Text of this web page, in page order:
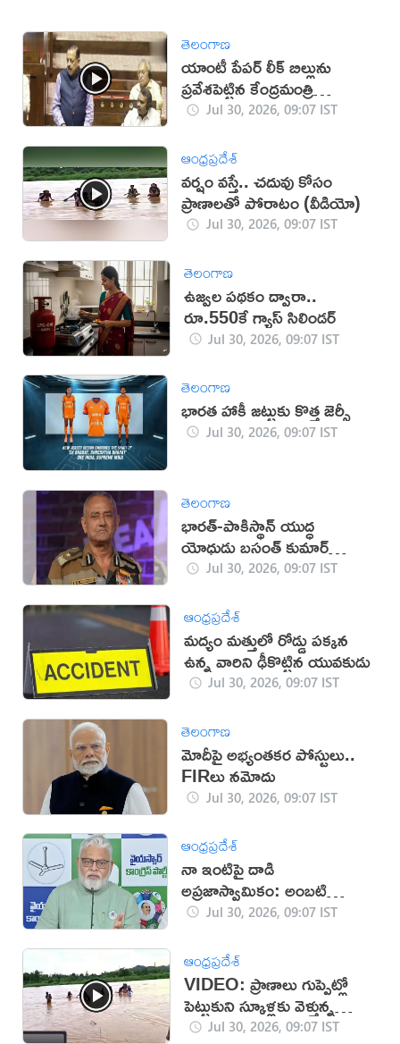
తెలంగాణ
యాంటీ పేపర్ లీక్ బిల్లును
ప్రవేశపెట్టిన కేంద్రమంత్రి
జితేంద్రసింగ్
Jul 30, 2026, 09:07 IST
ఆంధ్రప్రదేశ్
వ‌ర్షం వస్తే.. చ‌దువు కోసం
ప్రాణాలతో పోరాటం (వీడియో)
Jul 30, 2026, 09:07 IST
తెలంగాణ
ఉజ్వల పథకం ద్వారా..
రూ.550కే గ్యాస్ సిలిండర్
Jul 30, 2026, 09:07 IST
తెలంగాణ
భారత హాకీ జట్టుకు కొత్త జెర్సీ
Jul 30, 2026, 09:07 IST
తెలంగాణ
భార‌త్‌-పాకిస్థాన్ యుద్ధ
యోధుడు బ‌సంత్ కుమార్
పొన్వార్‌ క‌న్నుమూత‌
Jul 30, 2026, 09:07 IST
ఆంధ్రప్రదేశ్
మద్యం మత్తులో రోడ్డు పక్కన
ఉన్న వారిని ఢీకొట్టిన యువకుడు
Jul 30, 2026, 09:07 IST
తెలంగాణ
మోదీపై అభ్యంతకర పోస్టులు..
FIRలు నమోదు
Jul 30, 2026, 09:07 IST
ఆంధ్రప్రదేశ్
నా ఇంటిపై దాడి
అప్రజాస్వామికం: అంబటి
రాంబాబు
Jul 30, 2026, 09:07 IST
ఆంధ్రప్రదేశ్
VIDEO: ప్రాణాలు గుప్పెట్లో
పెట్టుకుని స్కూళ్లకు వెళ్తున్న
చిన్నారులు
Jul 30, 2026, 09:07 IST